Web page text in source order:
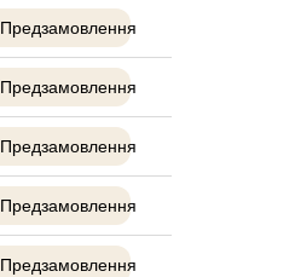
Предзамовлення
Предзамовлення
Предзамовлення
Предзамовлення
Предзамовлення